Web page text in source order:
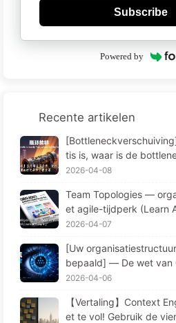
Subscribe
Powered by
Recente artikelen
tis is, waar is de
ring heen? De verandering van software engineer
2026-04-08
Team Topologies —
et agile-tijdperk (Learn
2026-04-07
[Uw
bepaald] — De wet van
mentwet die 56 jaar lang
k — leerAIlangzaam171
2026-04-06
【Vertaling】Context
et te vol! Gebruik de